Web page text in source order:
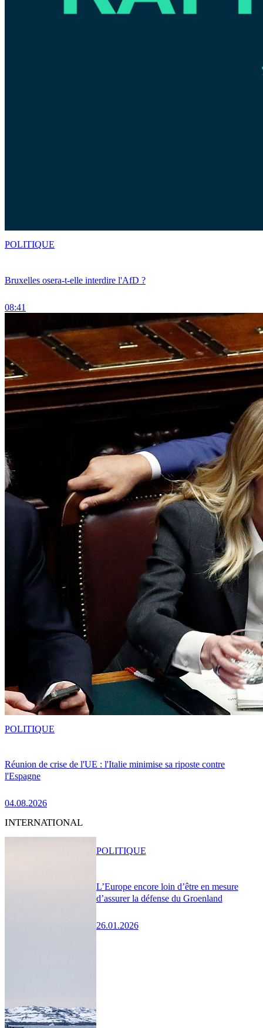
Bruxelles osera-t-elle interdire l'AfD ?
08:41
POLITIQUE
Réunion de crise de l'UE : l'Italie minimise sa riposte contre
l'Espagne
04.08.2026
POLITIQUE
INTERNATIONAL
L’Europe encore loin d’être en mesure
d’assurer la défense du Groenland
26.01.2026
POLITIQUE